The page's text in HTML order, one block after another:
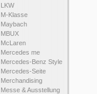
LKW
M-Klasse
Maybach
MBUX
McLaren
Mercedes me
Mercedes-Benz Style
Mercedes-Seite
Merchandising
Messe & Ausstellung